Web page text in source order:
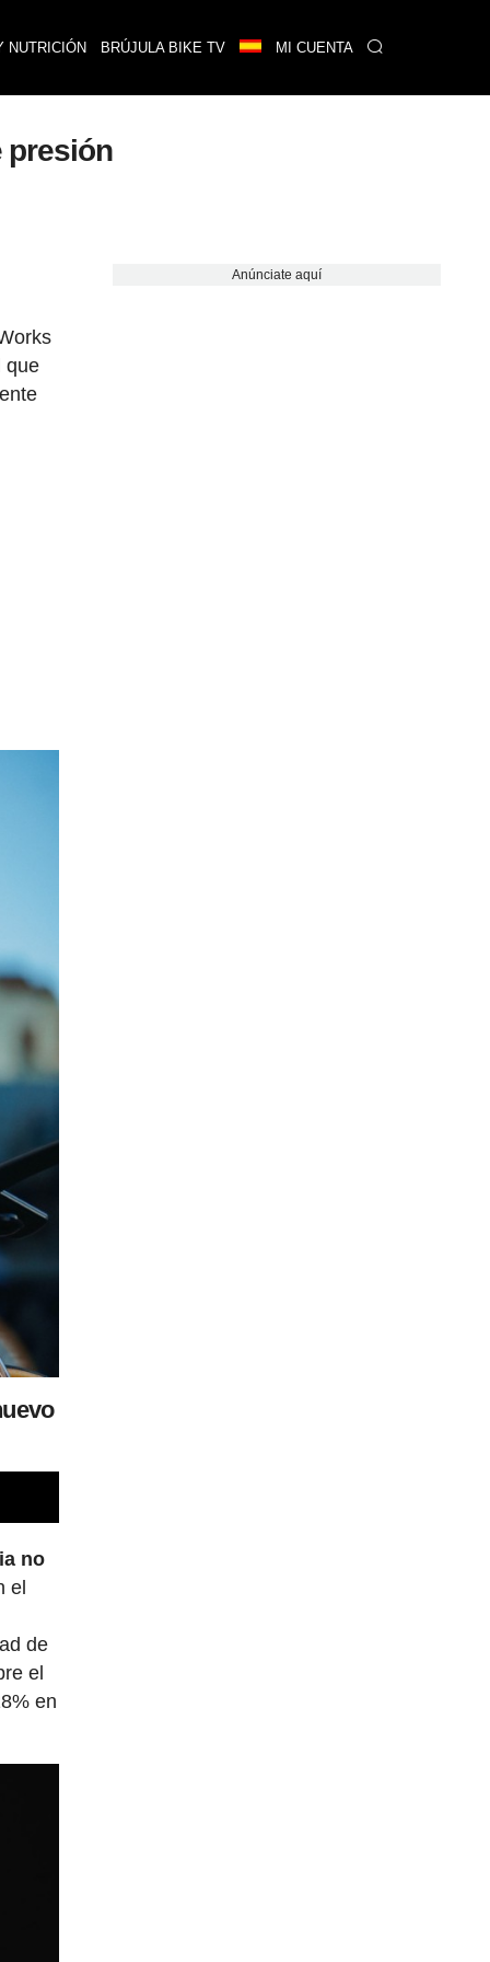
NUTRICIÓN BRÚJULA BIKE TV MI CUENTA
presión
que
no
el
de
el
en
Anúnciate aquí